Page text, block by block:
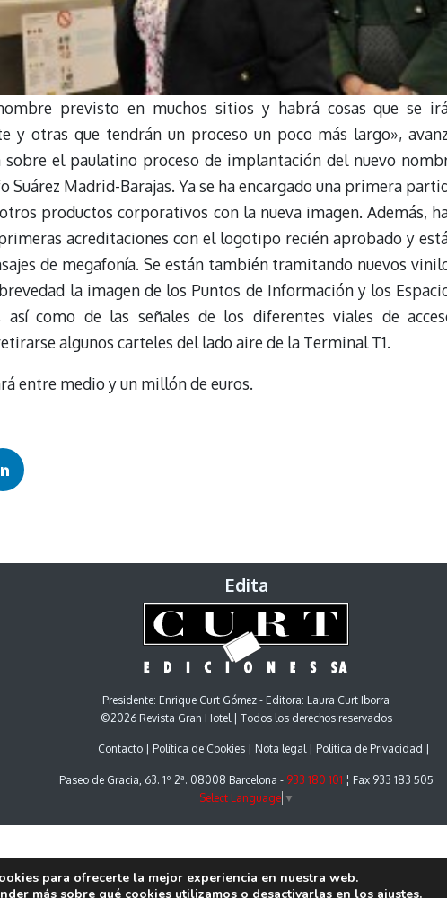
previsto en muchos sitios y habrá cosas que se
y otras que tendrán un proceso un poco más largo»,
sobre el paulatino proceso de implantación del nuevo
Suárez Madrid-Barajas. Ya se ha encargado una primera
productos corporativos con la nueva imagen. Además,
acreditaciones con el logotipo recién aprobado y
de megafonía. Se están también tramitando nuevos
la imagen de los Puntos de Información y los
así como de las señales de los diferentes viales de
algunos carteles del lado aire de la Terminal T1.
entre medio y un millón de euros.
Edita
Presidente: Enrique Curt Gómez - Editora: Laura Curt Iborra
©2026 Revista Gran Hotel | Todos los derechos reservados
Contacto Política de Cookies Nota legal Politica de Privacidad
Paseo de Gracia, 63. 1º 2ª. 08008 Barcelona - 933 180 101 ¦ Fax 933 183 505
Select Language ▼
para ofrecerte la mejor experiencia en nuestra web.
más sobre qué cookies utilizamos o desactivarlas en los ajustes.